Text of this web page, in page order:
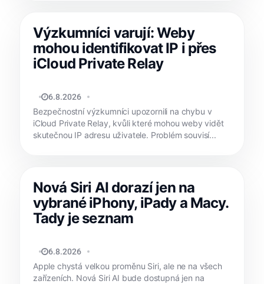
Výzkumníci varují: Weby
mohou identifikovat IP i přes
iCloud Private Relay
MATYÁŠ KOZÁK
6.8.2026
Bezpečnostní výzkumníci upozornili na chybu v
iCloud Private Relay, kvůli které mohou weby vidět
skutečnou IP adresu uživatele. Problém souvisí...
Nová Siri AI dorazí jen na
vybrané iPhony, iPady a Macy.
Tady je seznam
JAN HOLEŠ
6.8.2026
Apple chystá velkou proměnu Siri, ale ne na všech
zařízeních. Nová Siri AI bude dostupná jen na